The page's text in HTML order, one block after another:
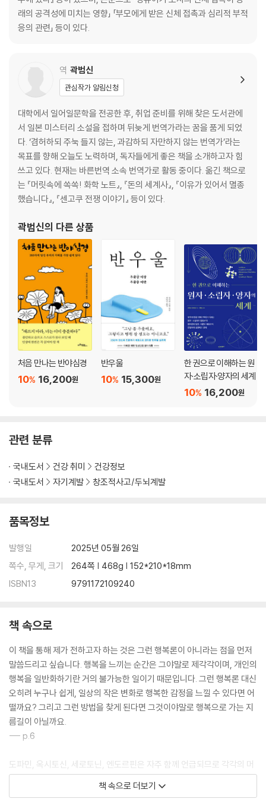
인류 진화는 도파민 덕분?
활력 스위치! 도파민이 우리의 심신에 가져오는 긍정적 작용
뒷담화도 도파민 중독?!
의욕과 열정이 샘솟는 도파민 부스팅
행복의 기술_ 무엇이든 즐기는 마음가짐으로! / 자유여행을 떠나자 / 상상
만으로 도파민 터지는 장기 계획을 세우자 / 무엇이든 모아보세요! 수집하
는 취미를 갖자
Chapter 3
신뢰 관계에서 오는 안정감과 깊은 유대감으로
평온한 행복감을 주는 행복 호르몬 O옥시토신
태어나서 죽을 때까지 중요한 역할을 하는 옥시토신
스트레스 관리에 중요한 호르몬
옥시토신이 선물하는 행복감
스킨십을 할수록 더 많이 행복해진다
옥시토신은 행복 호르몬의 균형을 잡아준다
스트레스를 낮추고 몸과 마음이 건강해지는 옥시토신 처방전
행복의 기술_ 봉사활동을 하자 / 반려동물은 우리의 삶을 더 나아지게 한
다 / 향기만 맡아도 옥시토신이 뿜뿜, 아로마테라피 / 달콤한 행복! 단 음식
을 먹으면 행복해진다 / 음악 듣기·노래 부르기 / 팬 활동(덕질)을 추천
Chapter 4
불안을 느끼기 쉬운 당신에게
세로토닌이 선물하는 편안한 행복감
남과 비교하는 세로토닌의 역할
인간의 항중력근과 세로토닌
기분이 좋아지고 마음이 평온해지는 세로토닌 습관
행복의 기술_ 리듬 운동1(걷기) / 리듬 운동2(호흡) / 식사(특히 아침) /
햇빛 쬐기
Chapter 5
자연 치유력으로 아픔을 완화하고
활력을 되찾아주는 행복 호르몬 E엔도르핀
고통은 없어지고 행복감이 감돈다
체내에서 분비되는 모르핀, 진통 효과는 6.5배!
아픔을 억눌러 생존 확률을 높이는 호르몬
대인 관계와 깊게 관련된 엔도르핀이 선물하는 행복감
‘신체 동조’와 엔도르핀
몸과 마음의 자연 치유력을 깨우는 일상 속 엔도르핀 테라피
행복의 기술_ 노래하기(음악) / 춤추기 / 웃기 / 울기 / 요가 / 사우나·입욕
래의 공격성에 미치는 영향」 「부모에게 받은 신체 접촉과 심리적 부적
응의 관련」 등이 있다.
역 곽범신
관심작가 알림신청
대학에서 일어일문학을 전공한 후, 취업 준비를 위해 찾은 도서관에
서 일본 미스터리 소설을 접하며 뒤늦게 번역가라는 꿈을 품게 되었
다. ‘겸허하되 주눅 들지 않는, 과감하되 자만하지 않는 번역가’라는
목표를 향해 오늘도 노력하며, 독자들에게 좋은 책을 소개하고자 힘
쓰고 있다. 현재는 바른번역 소속 번역가로 활동 중이다. 옮긴 책으로
는 『머릿속에 쏙쏙! 화학 노트』, 『돈의 세계사』, 『이유가 있어서 멸종
했습니다』, 『센고쿠 전쟁 이야기』 등이 있다.
곽범신의 다른 상품
처음 만나는 반야심경
16,200원
10%
반우울
15,300원
10%
한 권으로 이해하는 원
자·소립자·양자의 세계
16,200원
10%
관련 분류
국내도서 건강 취미
건강정보
국내도서
자기계발 창조적사고/두뇌계발
품목정보
발행일
2025년 05월 26일
쪽수, 무게, 크기
264쪽 | 468g | 152*210*18mm
ISBN13
9791172109240
책 속으로
이 책을 통해 제가 전하고자 하는 것은 그런 행복론이 아니라는 점을 먼저
말씀드리고 싶습니다. 행복을 느끼는 순간은 그야말로 제각각이며, 개인의
행복을 일반화하기란 거의 불가능한 일이기 때문입니다. 그런 행복론 대신
오히려 누구나 쉽게, 일상의 작은 변화로 행복한 감정을 느낄 수 있다면 어
떨까요? 그리고 그런 방법을 찾게 된다면 그것이야말로 행복으로 가는 지
름길이 아닐까요.
--- p.6
도파민, 옥시토신, 세로토닌, 엔도르핀은 자주 함께 언급되므로 각각의 머
리글자를 따 ‘DOSE’라고 불리는 경우가 많습니다. 또한 다른 별칭으로 ‘성
공 호르몬’ 이라 불리기도 하는데요. DOSE가 분비되면 뇌에서 행복감이
책 속으로 더보기